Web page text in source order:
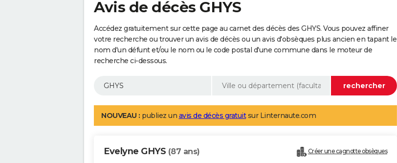
Avis de décès GHYS
Accédez gratuitement sur cette page au carnet des décès des GHYS. Vous pouvez affiner
votre recherche ou trouver un avis de décès ou un avis d'obsèques plus ancien en tapant le
nom d'un défunt et/ou le nom ou le code postal d'une commune dans le moteur de
recherche ci-dessous.
NOUVEAU : publiez un avis de décès gratuitsur Linternaute.com
Evelyne GHYS (87 ans) Créer une cagnotte obsèques